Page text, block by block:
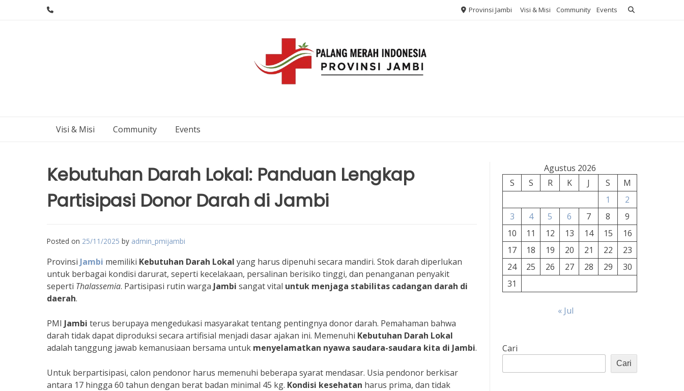
Provinsi Jambi Visi & Misi Community Events
Visi & Misi Community Events
Kebutuhan Darah Lokal: Panduan Lengkap
Partisipasi Donor Darah di Jambi
Posted on 25/11/2025 by admin_pmijambi
Provinsi Jambi memiliki Kebutuhan Darah Lokal yang harus dipenuhi secara mandiri. Stok darah diperlukan
untuk berbagai kondisi darurat, seperti kecelakaan, persalinan berisiko tinggi, dan penanganan penyakit
seperti Thalassemia. Partisipasi rutin warga Jambi sangat vital untuk menjaga stabilitas cadangan darah di
daerah.
PMI Jambi terus berupaya mengedukasi masyarakat tentang pentingnya donor darah. Pemahaman bahwa
darah tidak dapat diproduksi secara artifisial menjadi dasar ajakan ini. Memenuhi Kebutuhan Darah Lokal
adalah tanggung jawab kemanusiaan bersama untuk menyelamatkan nyawa saudara-saudara kita di Jambi.
Untuk berpartisipasi, calon pendonor harus memenuhi beberapa syarat mendasar. Usia pendonor berkisar
antara 17 hingga 60 tahun dengan berat badan minimal 45 kg. Kondisi kesehatan harus prima, dan tidak
Agustus 2026
S
S R K J S
M
1
2
3
4 5 6 7 8
9
10
11 12 13 14 15
16
17
18 19 20 21 22
23
24
25 26 27 28 29
30
31
« Jul
Cari
Cari